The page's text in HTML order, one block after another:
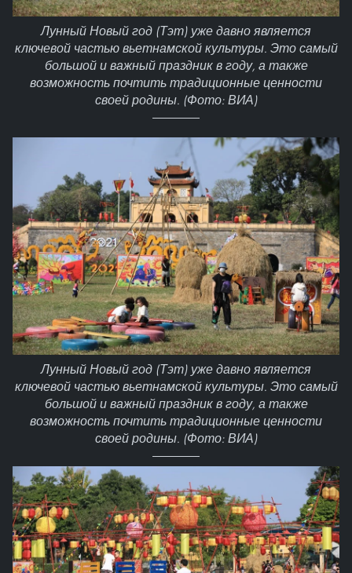
Лунный Новый год (Тэт) уже давно является
ключевой частью вьетнамской культуры. Это самый
большой и важный праздник в году, а также
возможность почтить традиционные ценности
своей родины. (Фото: ВИА)
Лунный Новый год (Тэт) уже давно является
ключевой частью вьетнамской культуры. Это самый
большой и важный праздник в году, а также
возможность почтить традиционные ценности
своей родины. (Фото: ВИА)